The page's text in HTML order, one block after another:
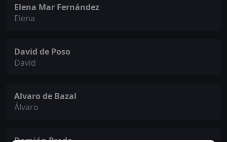
Elena Mar Fernández
Elena
David de Poso
David
Alvaro de Bazal
Álvaro